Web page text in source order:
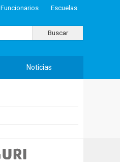
Funcionarios Escuelas
Buscar
Noticias